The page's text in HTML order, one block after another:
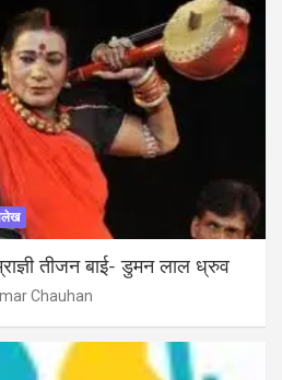
तीजन बाई- डुमन लाल ध्रुव
Chauhan